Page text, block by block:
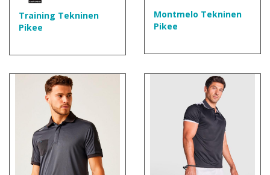
Training Tekninen
Pikee
Montmelo Tekninen
Pikee